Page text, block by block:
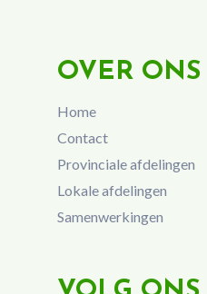
OVER ONS
Home
Contact
Provinciale afdelingen
Lokale afdelingen
Samenwerkingen